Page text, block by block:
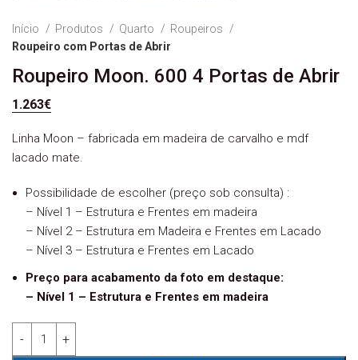
Início Produtos Quarto
Roupeiros
Roupeiro com Portas de Abrir
Roupeiro Moon. 600 4 Portas de Abrir
1.263€
Linha Moon – fabricada em madeira de carvalho e mdf
lacado mate.
Possibilidade de escolher (preço sob consulta) :
– Nível 1 – Estrutura e Frentes em madeira
– Nível 2 – Estrutura em Madeira e Frentes em Lacado
– Nível 3 – Estrutura e Frentes em Lacado
Preço para acabamento da foto em destaque:
– Nível 1 – Estrutura e Frentes em madeira
Quantidade de Roupeiro Moon. 600 4 Portas de Abrir